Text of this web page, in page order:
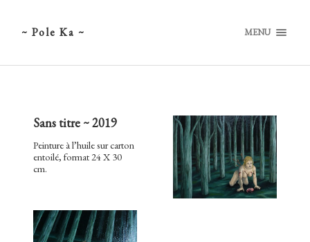
~ Pole Ka ~ MENU
Sans titre ~ 2019
Peinture à l’huile sur carton
entoilé, format 24 X 30
cm.